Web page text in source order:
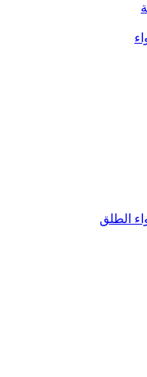
الطلق